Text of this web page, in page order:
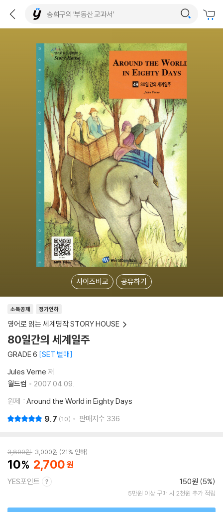
사이즈비교 공유하기
소득공제 정가인하
영어로 읽는 세계명작 STORY HOUSE
80일간의 세계일주
GRADE 6 SET 별매
Jules Verne 저
월드컴
2007.04.09.
원제 : Around the World in Eighty Days
9.7 10 판매지수 336
3,800원 3,000원 21% 인하
10 2,700
YES포인트 150원 (5%)
5만원 이상 구매 시 2천원 추가 적립